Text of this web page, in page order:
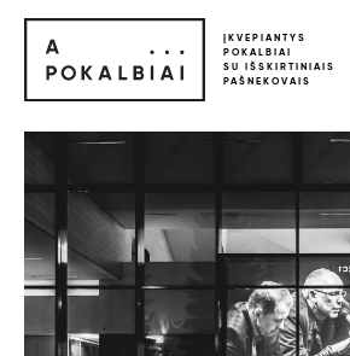
ĮKVEPIANTYS
POKALBIAI
SU IŠSKIRTINIAIS
PAŠNEKOVAIS